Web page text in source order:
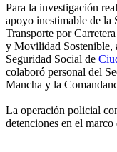
Para la investigación
apoyo inestimable de la
Transporte por
y Movilidad Sostenible,
Seguridad Social de
colaboró personal del
Mancha y la
La operación policial
detenciones en el